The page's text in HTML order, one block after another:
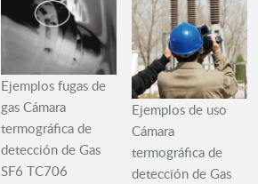
Ejemplos fugas de
gas Cámara
termográfica de
detección de Gas
SF6 TC706
Ejemplos de uso
Cámara
termográfica de
detección de Gas